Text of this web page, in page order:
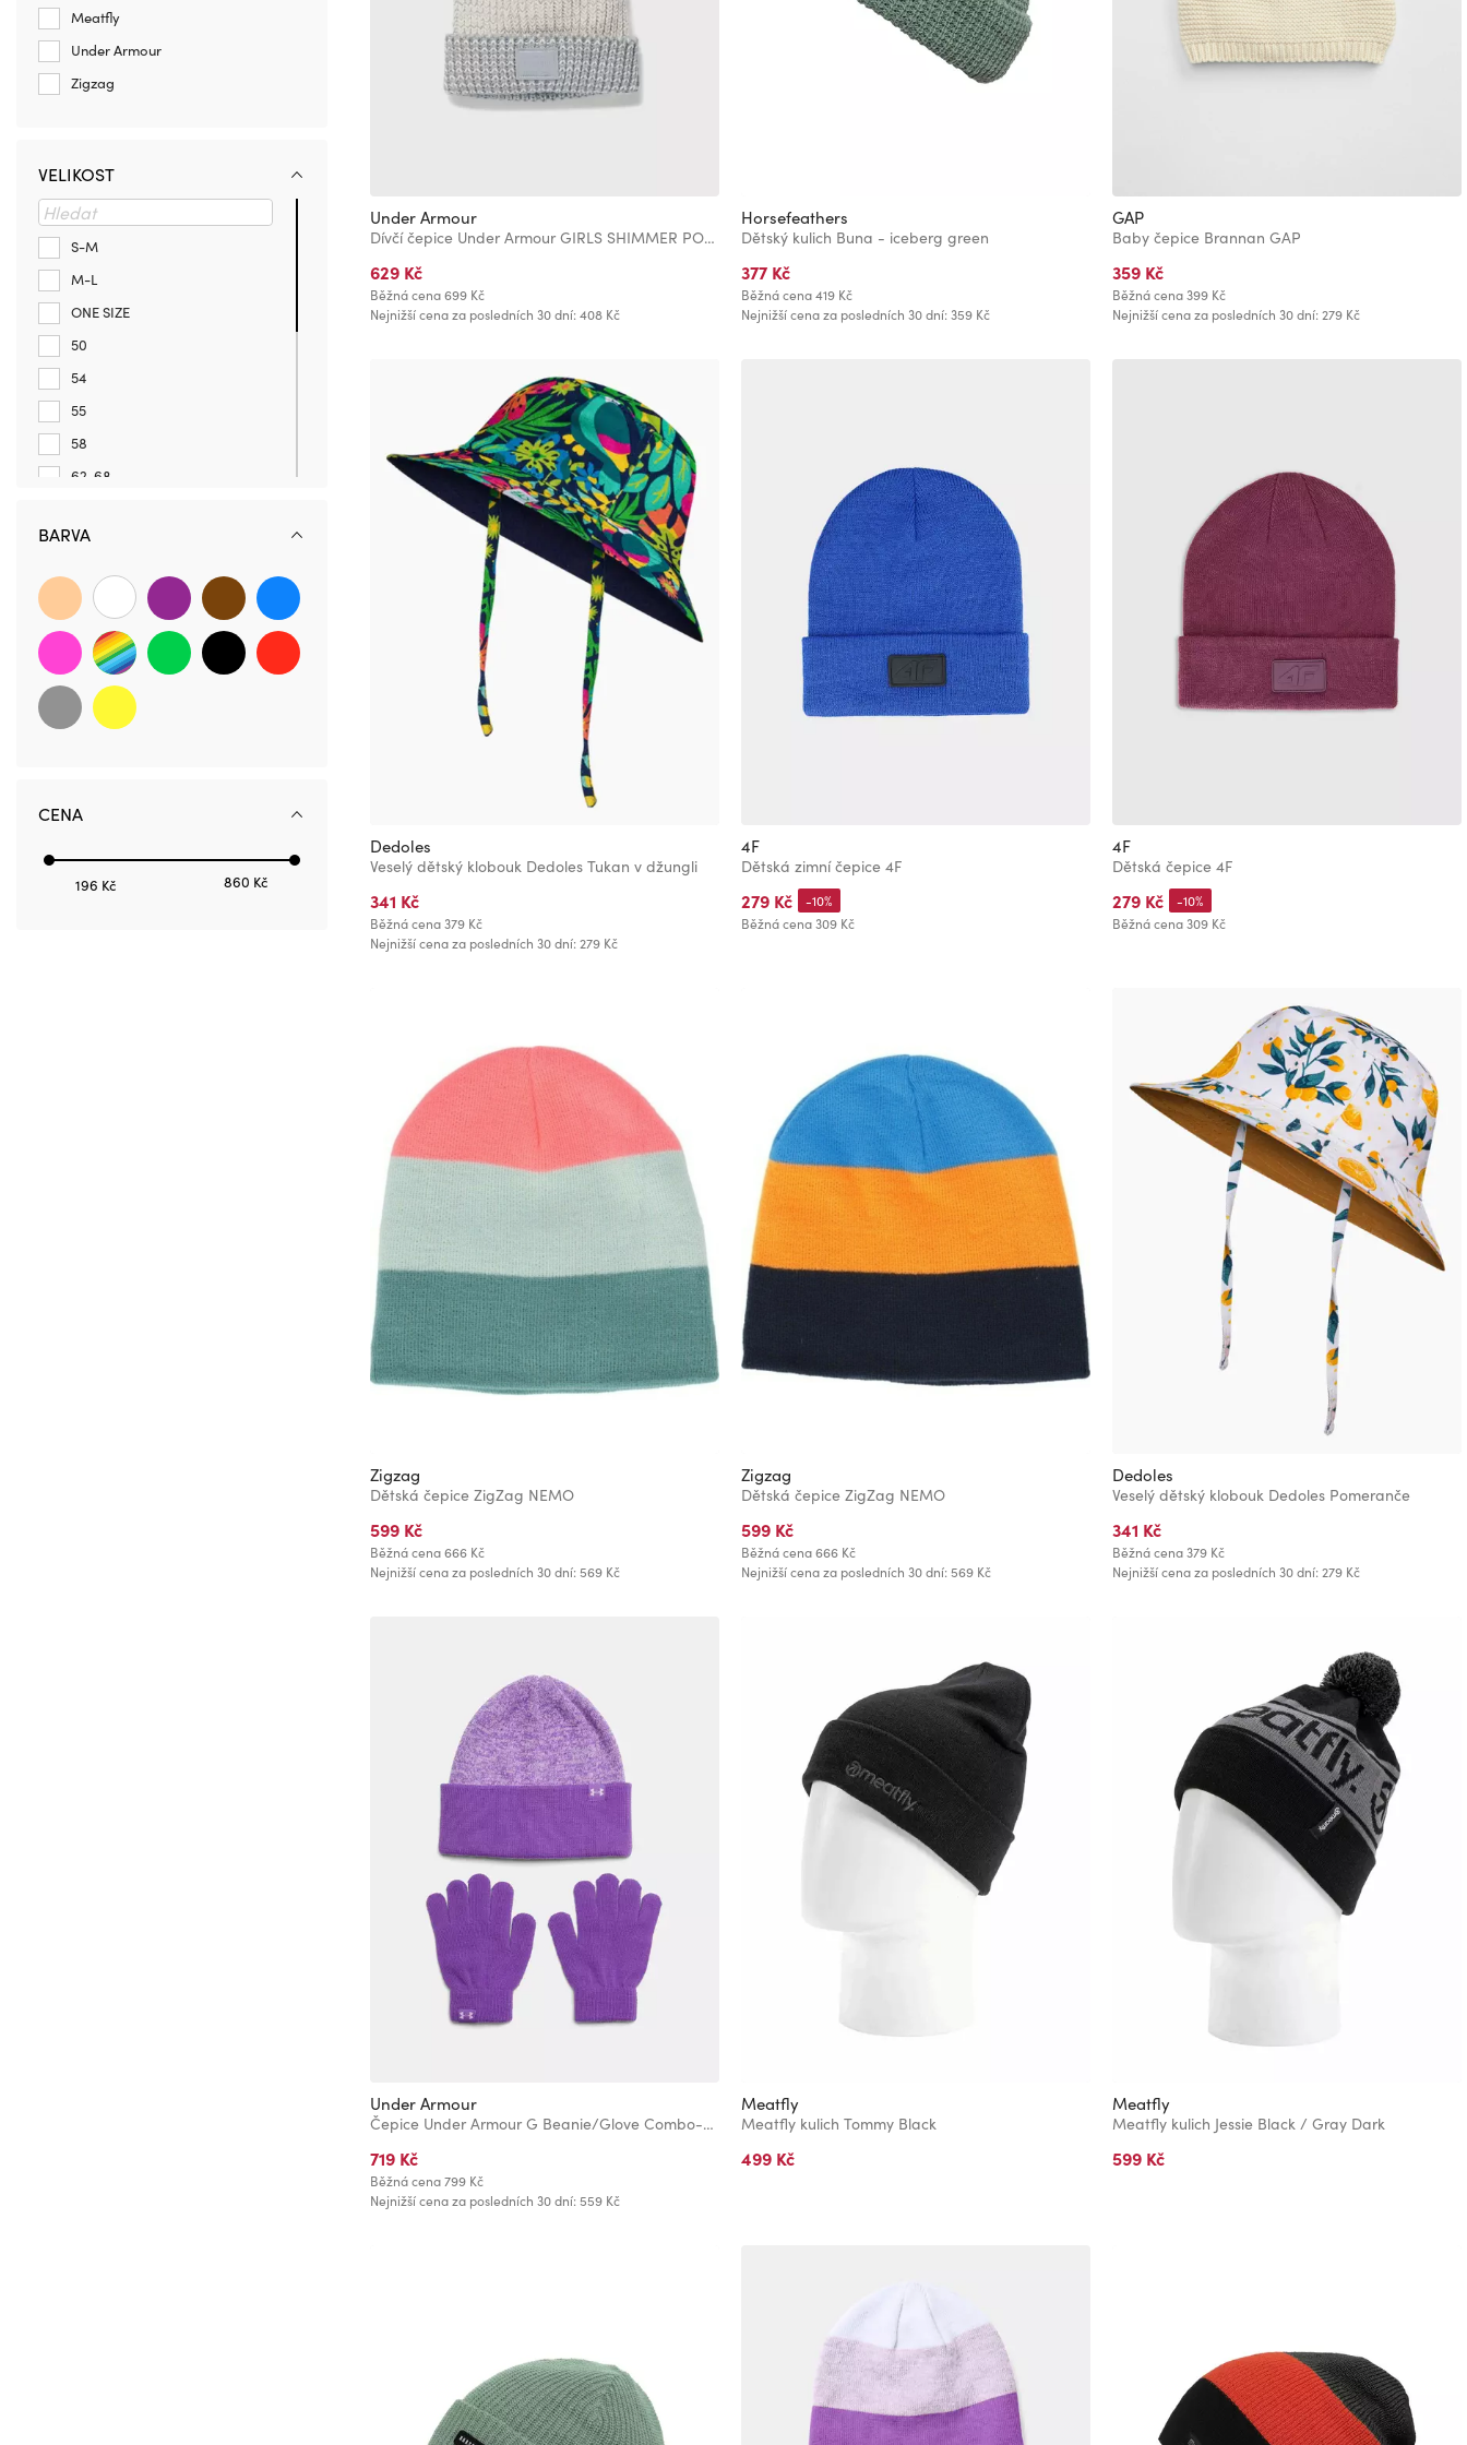
Under Armour
Dívčí čepice Under Armour GIRLS SHIMMER POM BEANIE
629 Kč
Běžná cena 699 Kč
Nejnižší cena za posledních 30 dní: 408 Kč
Horsefeathers
Dětský kulich Buna - iceberg green
377 Kč
Běžná cena 419 Kč
Nejnižší cena za posledních 30 dní: 359 Kč
GAP
Baby čepice Brannan GAP
359 Kč
Běžná cena399 Kč
Nejnižší cena za posledních 30 dní: 279 Kč
Dedoles
Veselý dětský klobouk Dedoles Tukan v džungli
341 Kč
Běžná cena 379 Kč
Nejnižší cena za posledních 30 dní: 279 Kč
4F
Dětská zimní čepice 4F
279 Kč
Běžná cena 309 Kč
-10%
4F
Dětská čepice 4F
279 Kč
Běžná cena309 Kč
-10%
Zigzag
Dětská čepice ZigZag NEMO
599 Kč
Běžná cena 666 Kč
Nejnižší cena za posledních 30 dní: 569 Kč
Zigzag
Dětská čepice ZigZag NEMO
599 Kč
Běžná cena 666 Kč
Nejnižší cena za posledních 30 dní: 569 Kč
Dedoles
Veselý dětský klobouk Dedoles Pomeranče
341 Kč
Běžná cena379 Kč
Nejnižší cena za posledních 30 dní: 279 Kč
Under Armour
Čepice Under Armour G Beanie/Glove Combo-PPL
719 Kč
Běžná cena 799 Kč
Nejnižší cena za posledních 30 dní: 559 Kč
Meatfly
Meatfly kulich Tommy Black
499 Kč
Meatfly
Meatfly kulich Jessie Black / Gray Dark
599 Kč
Meatfly
Under Armour
Zigzag
VELIKOST
S-M
M-L
ONE SIZE
50
54
55
58
62-68
74-80
80-86
116-140
146-152
0-3 měsíce
3-6 měsíců
BARVA
CENA
196 Kč 860 Kč